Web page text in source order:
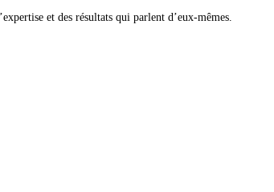
et des résultats qui parlent d’eux-mêmes.